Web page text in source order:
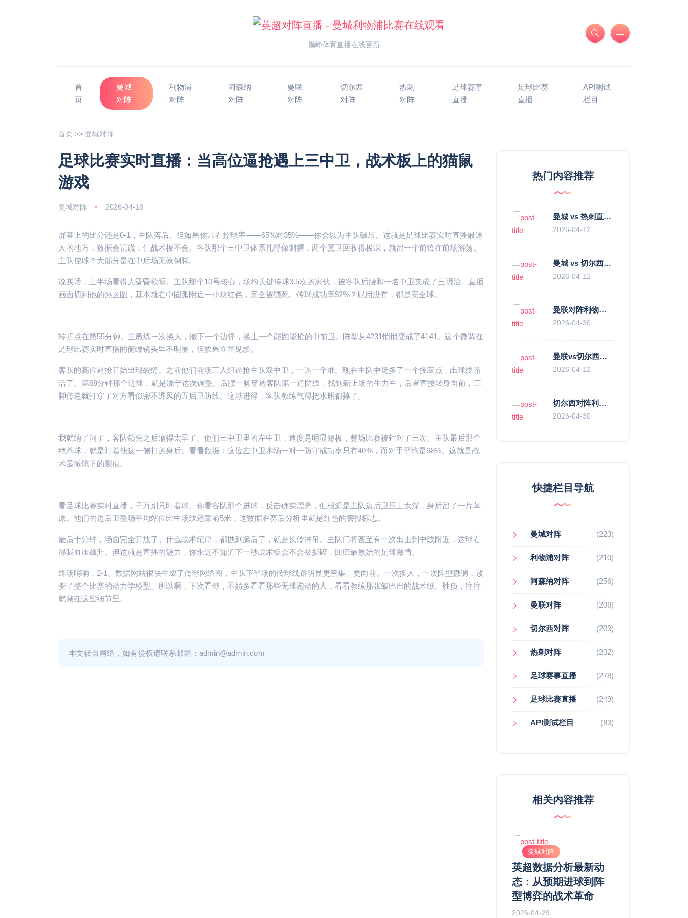
巅峰体育直播在线更新
首
页
曼城
对阵
利物浦
对阵
阿森纳
对阵
曼联
对阵
切尔西
对阵
热刺
对阵
足球赛事
直播
足球比赛
直播
API测试
栏目
首页 >> 曼城对阵
足球比赛实时直播：当高位逼抢遇上三中卫，战术板上的猫鼠
游戏
曼城对阵 2026-04-18
屏幕上的比分还是0-1，主队落后。但如果你只看控球率——65%对35%——你会以为主队碾压。这就是足球比赛实时直播最迷
人的地方，数据会说谎，但战术板不会。客队那个三中卫体系扎得像刺猬，两个翼卫回收得极深，就留一个前锋在前场游荡。
主队控球？大部分是在中后场无效倒脚。
说实话，上半场看得人昏昏欲睡。主队那个10号核心，场均关键传球3.5次的家伙，被客队后腰和一名中卫夹成了三明治。直播
画面切到他的热区图，基本就在中圈弧附近一小块红色，完全被锁死。传球成功率92%？屁用没有，都是安全球。
转折点在第55分钟。主教练一次换人，撤下一个边锋，换上一个能跑能抢的中前卫。阵型从4231悄悄变成了4141。这个微调在
足球比赛实时直播的俯瞰镜头里不明显，但效果立竿见影。
客队的高位逼抢开始出现裂缝。之前他们前场三人组逼抢主队双中卫，一逼一个准。现在主队中场多了一个接应点，出球线路
活了。第68分钟那个进球，就是源于这次调整。后腰一脚穿透客队第一道防线，找到新上场的生力军，后者直接转身向前，三
脚传递就打穿了对方看似密不透风的五后卫防线。这球进得，客队教练气得把水瓶都摔了。
我就纳了闷了，客队领先之后缩得太早了。他们三中卫里的左中卫，速度是明显短板，整场比赛被针对了三次。主队最后那个
绝杀球，就是盯着他这一侧打的身后。看看数据：这位左中卫本场一对一防守成功率只有40%，而对手平均是68%。这就是战
术显微镜下的裂痕。
看足球比赛实时直播，千万别只盯着球。你看客队那个进球，反击确实漂亮，但根源是主队边后卫压上太深，身后留了一片草
原。他们的边后卫整场平均站位比中场线还靠前5米，这数据在赛后分析里就是红色的警报标志。
最后十分钟，场面完全开放了。什么战术纪律，都抛到脑后了，就是长传冲吊。主队门将甚至有一次出击到中线附近，这球看
得我血压飙升。但这就是直播的魅力，你永远不知道下一秒战术板会不会被撕碎，回归最原始的足球激情。
终场哨响，2-1。数据网站很快生成了传球网络图，主队下半场的传球线路明显更密集、更向前。一次换人，一次阵型微调，改
变了整个比赛的动力学模型。所以啊，下次看球，不妨多看看那些无球跑动的人，看看教练那张皱巴巴的战术纸。胜负，往往
就藏在这些细节里。
本文转自网络，如有侵权请联系邮箱：admin@admin.com
热门内容推荐
曼城 vs 热刺直播：瓜迪奥拉的“无锋阵”是天才设计还是自废武功？
2026-04-12
曼城 vs 切尔西直播复盘：瓜帅的“伪九”陷阱，如何绞杀蓝军的“三中卫”？
2026-04-12
曼联对阵利物浦，老特拉福德的红色心跳与蓝色暗涌
2026-04-30
曼联vs切尔西直播复盘：滕哈赫的“伪高位”与波切蒂诺的“无锋阵”，谁更拧巴？
2026-04-12
切尔西对阵利物浦，一场蓝红血脉里的恩怨与忠诚
2026-04-30
快捷栏目导航
曼城对阵 (223)
利物浦对阵 (210)
阿森纳对阵 (256)
曼联对阵 (206)
切尔西对阵 (203)
热刺对阵 (202)
足球赛事直播 (278)
足球比赛直播 (249)
API测试栏目 (83)
相关内容推荐
曼城对阵
英超数据分析最新动
态：从预期进球到阵
型博弈的战术革命
2026-04-29